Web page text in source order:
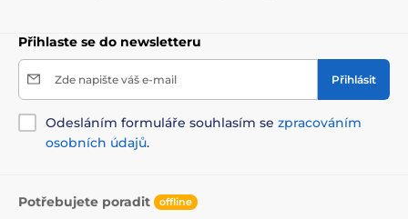
Přihlaste se do newsletteru
Zde napište váš e-mail Přihlásit
Odesláním formuláře souhlasím se zpracováním
osobních údajů.
Potřebujete poradit offline